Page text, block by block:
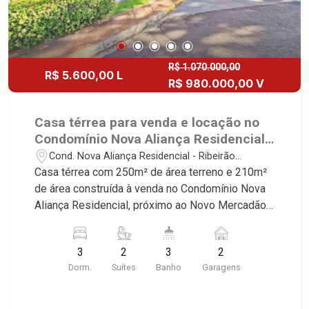
R$ 5.600,00 L
R$ 1.070.000,00
R$ 980.000,00 V
Casa térrea para venda e locação no
Condomínio Nova Aliança Residencial,
próximo ao Novo Mercadão - Ribeirão
Preto/SP.
Cond. Nova Aliança Residencial - Ribeirão
Preto/SP
Casa térrea com 250m² de área terreno e 210m²
de área construída à venda no Condomínio Nova
Aliança Residencial, próximo ao Novo Mercadão -
Conheça as características deste imóvel que a
Martinelli Imobiliária selecionou para você: -
250m² de área terreno e 210m² de área
3
Dorm.
2
Suítes
3
Banho
2
Garagens